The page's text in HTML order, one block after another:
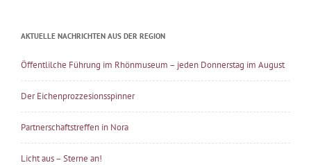
AKTUELLE NACHRICHTEN AUS DER REGION
Öffentlilche Führung im Rhönmuseum – jeden Donnerstag im August
Der Eichenprozzesionsspinner
Partnerschaftstreffen in Nora
Licht aus – Sterne an!